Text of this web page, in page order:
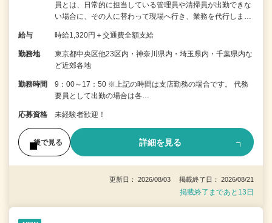
員とは、日常的に担当している管理員や清掃員が出勤できな
い場合に、その人に替わって現場へ行き、業務を代行しま…
給与 時給1,320円＋交通費全額支給
勤務地
東京都中央区他23区内・神奈川県内・埼玉県内・千葉県内な
ど近郊各地
勤務時間
9：00～17：50 ※上記の時間は支店勤務の場合です。 代務
要員として出勤の場合は各…
応募資格 未経験者歓迎！
後で見る 詳細を見る
更新日： 2026/08/03 掲載終了日： 2026/08/21
掲載終了まであと13日